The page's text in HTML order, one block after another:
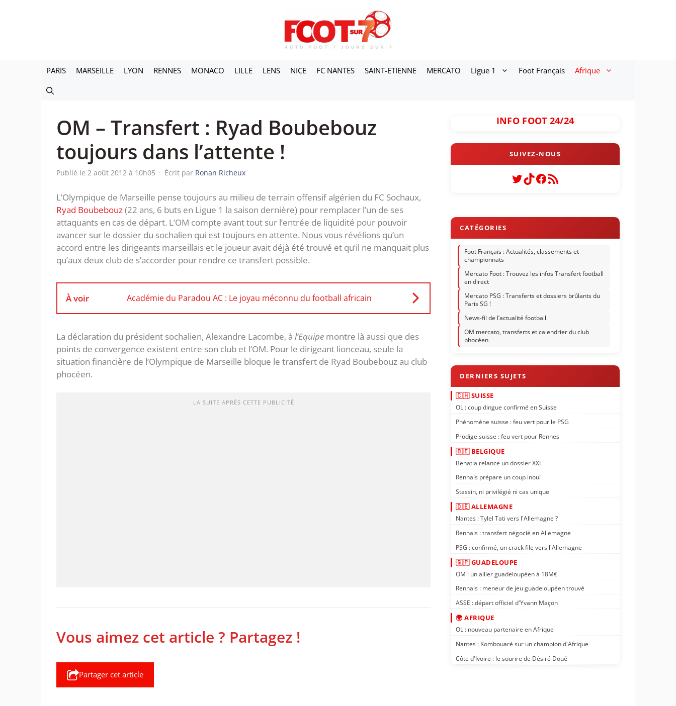
PARIS MARSEILLE LYON RENNES MONACO LILLE LENS NICE FC NANTES SAINT-ETIENNE MERCATO Ligue 1 Foot Français Afrique
OM – Transfert : Ryad Boubebouz
toujours dans l’attente !
Publié le 2 août 2012 à 10h05 · Écrit par Ronan Richeux
L’Olympique de Marseille pense toujours au milieu de terrain offensif algérien du FC Sochaux,
Ryad Boubebouz(22 ans, 6 buts en Ligue 1 la saison dernière) pour remplacer l’un de ses
attaquants en cas de départ. L’OM compte avant tout sur l’entrée de liquidité pour pouvoir
avancer sur le dossier du sochalien qui est toujours en attente. Nous vous révélions qu’un
accord entre les dirigeants marseillais et le joueur avait déjà été trouvé et qu’il ne manquait plus
qu’aux deux club de s’accorder pour rendre ce transfert possible.
À voir Académie du Paradou AC : Le joyau méconnu du football africain
La déclaration du président sochalien, Alexandre Lacombe, à l’Equipe montre là aussi que des
points de convergence existent entre son club et l’OM. Pour le dirigeant lionceau, seule la
situation financière de l’Olympique de Marseille bloque le transfert de Ryad Boubebouz au club
phocéen.
LA SUITE APRÈS CETTE PUBLICITÉ
Vous aimez cet article ? Partagez !
Partager cet article
INFO FOOT 24/24
Twitter
TikTok
Facebook
Flux RSS
Foot Français : Actualités, classements et
championnats
Mercato Foot : Trouvez les infos Transfert football
en direct
Mercato PSG : Transferts et dossiers brûlants du
Paris SG !
News-fil de l’actualité football
OM mercato, transferts et calendrier du club
phocéen
🇨🇭 SUISSE
OL : coup dingue confirmé en Suisse
Phénomène suisse : feu vert pour le PSG
Prodige suisse : feu vert pour Rennes
🇧🇪 BELGIQUE
Benatia relance un dossier XXL
Rennais prépare un coup inouï
Stassin, ni privilégié ni cas unique
🇩🇪 ALLEMAGNE
Nantes : Tylel Tati vers l'Allemagne ?
Rennais : transfert négocié en Allemagne
PSG : confirmé, un crack file vers l'Allemagne
🇬🇵 GUADELOUPE
OM : un ailier guadeloupéen à 18M€
Rennais : meneur de jeu guadeloupéen trouvé
ASSE : départ officiel d'Yvann Maçon
🌍 AFRIQUE
OL : nouveau partenaire en Afrique
Nantes : Kombouaré sur un champion d'Afrique
Côte d'Ivoire : le sourire de Désiré Doué